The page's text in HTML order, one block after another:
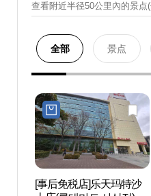
查看附近半径50公里內的景点
全部 景点
[事后免税店]乐天玛特沙